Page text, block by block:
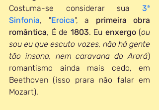
Costuma-se considerar sua 3ª
Sinfonia, "Eroica", a primeira obra
romântica, É de 1803. Eu enxergo (ou
sou eu que escuto vozes, não há gente
tão insana, nem caravana do Arará)
romantismo ainda mais cedo, em
Beethoven (isso prara não falar em
Mozart).